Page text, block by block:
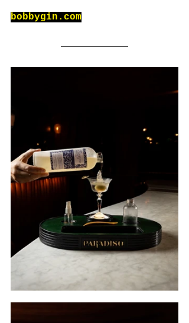
bobbygin.com